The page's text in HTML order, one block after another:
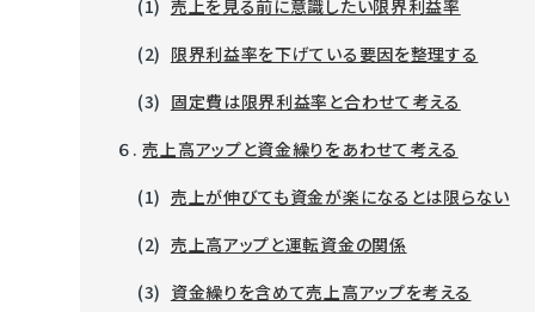
(1) 売上を見る前に意識したい限界利益率
(2) 限界利益率を下げている要因を整理する
(3) 固定費は限界利益率と合わせて考える
６. 売上高アップと資金繰りをあわせて考える
(1) 売上が伸びても資金が楽になるとは限らない
(2) 売上高アップと運転資金の関係
(3) 資金繰りを含めて売上高アップを考える